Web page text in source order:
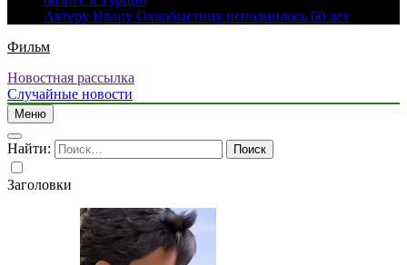
Актеру Ивану Охлобыстину исполнилось 60 лет
Фильм
Новостная рассылка
Случайные новости
Меню
Найти:
Заголовки